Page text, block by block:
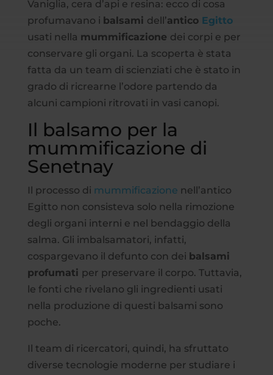
Vaniglia, cera d’api e resina: ecco di cosa
profumavano i balsami dell’antico Egitto
usati nella mummificazione dei corpi e per
conservare gli organi. La scoperta è stata
fatta da un team di scienziati che è stato in
grado di ricrearne l’odore partendo da
alcuni campioni ritrovati in vasi canopi.
Il balsamo per la
mummificazione di
Senetnay
Il processo di mummificazione nell’antico
Egitto non consisteva solo nella rimozione
degli organi interni e nel bendaggio della
salma. Gli imbalsamatori, infatti,
cospargevano il defunto con dei balsami
profumati per preservare il corpo. Tuttavia,
le fonti che rivelano gli ingredienti usati
nella produzione di questi balsami sono
poche.
Il team di ricercatori, quindi, ha sfruttato
diverse tecnologie moderne per studiare i